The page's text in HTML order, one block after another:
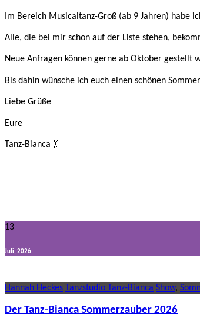
Im Bereich Musicaltanz-Groß (ab 9 Jahren) habe
Alle, die bei mir schon auf der Liste stehen,
Neue Anfragen können gerne ab Oktober gestellt
Bis dahin wünsche ich euch einen schönen
Liebe Grüße
Eure
Tanz-Bianca 💃
13
Juli, 2026
Hannah Heckes Tanzstudio Tanz-Bianca Show,
Der Tanz-Bianca Sommerzauber 2026